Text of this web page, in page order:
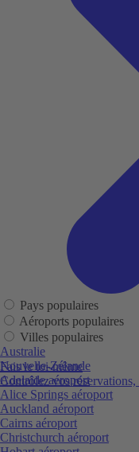
Fais le toi-même
Contrôlez vos
Pays populaires
Aéroports populaires
Villes populaires
Australie
Nouvelle-Zélande
Adelaide aéroport
Alice Springs aéroport
Auckland aéroport
Cairns aéroport
Christchurch aéroport